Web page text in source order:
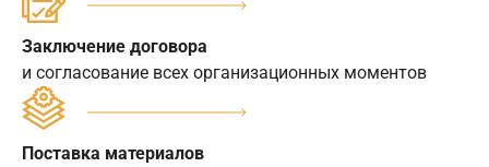
Заключение договора
и согласование всех организационных моментов
Поставка материалов